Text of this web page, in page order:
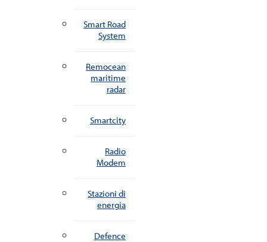
Smart Road
System
Remocean
maritime
radar
Smartcity
Radio
Modem
Stazioni di
energia
Defence